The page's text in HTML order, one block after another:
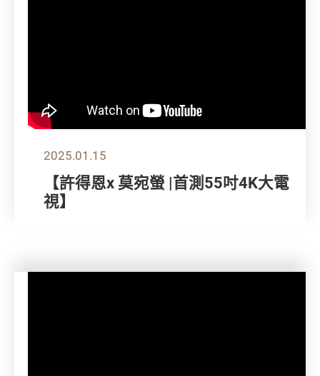
2025.01.15
【許得恩x 莫宛螢 |首測55吋4K大電
視】